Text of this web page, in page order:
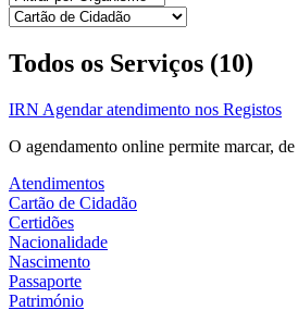
Todos os Serviços (10)
IRN Agendar atendimento nos Registos
O agendamento online permite marcar,
Atendimentos
Cartão de Cidadão
Certidões
Nacionalidade
Nascimento
Passaporte
Património